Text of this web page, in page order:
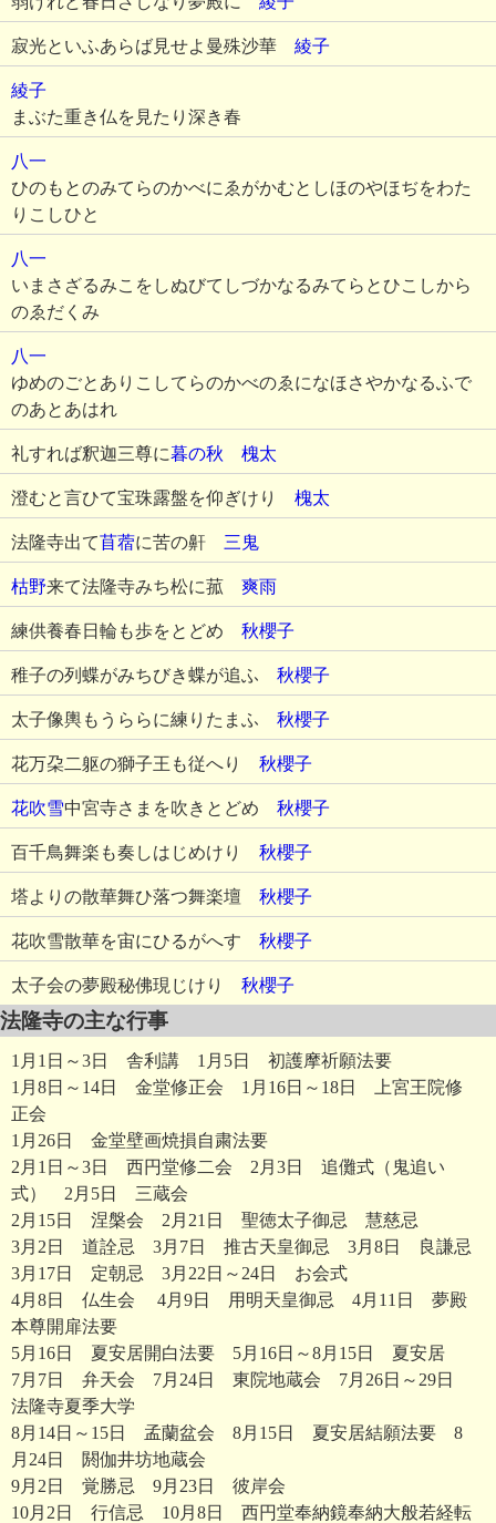
寂光といふあらば見せよ曼殊沙華 綾子
綾子
まぶた重き仏を見たり深き春
八一
ひのもとのみてらのかべにゑがかむとしほのやほぢをわた
りこしひと
八一
いまさざるみこをしぬびてしづかなるみてらとひこしから
のゑだくみ
八一
ゆめのごとありこしてらのかべのゑになほさやかなるふで
のあとあはれ
礼すれば釈迦三尊に暮の秋 槐太
澄むと言ひて宝珠露盤を仰ぎけり 槐太
法隆寺出て苜蓿に苦の鼾 三鬼
枯野来て法隆寺みち松に菰 爽雨
練供養春日輪も歩をとどめ 秋櫻子
稚子の列蝶がみちびき蝶が追ふ 秋櫻子
太子像輿もうららに練りたまふ 秋櫻子
花万朶二躯の獅子王も従へり 秋櫻子
花吹雪中宮寺さまを吹きとどめ 秋櫻子
百千鳥舞楽も奏しはじめけり 秋櫻子
塔よりの散華舞ひ落つ舞楽壇 秋櫻子
花吹雪散華を宙にひるがへす 秋櫻子
太子会の夢殿秘佛現じけり 秋櫻子
法隆寺の主な行事
1月1日～3日 舎利講 1月5日 初護摩祈願法要
1月8日～14日 金堂修正会 1月16日～18日 上宮王院修
正会
1月26日 金堂壁画焼損自粛法要
2月1日～3日 西円堂修二会 2月3日 追儺式（鬼追い
式） 2月5日 三蔵会
2月15日 涅槃会 2月21日 聖徳太子御忌 慧慈忌
3月2日 道詮忌 3月7日 推古天皇御忌 3月8日 良謙忌
3月17日 定朝忌 3月22日～24日 お会式
4月8日 仏生会 4月9日 用明天皇御忌 4月11日 夢殿
本尊開扉法要
5月16日 夏安居開白法要 5月16日～8月15日 夏安居
7月7日 弁天会 7月24日 東院地蔵会 7月26日～29日
法隆寺夏季大学
8月14日～15日 孟蘭盆会 8月15日 夏安居結願法要 8
月24日 閼伽井坊地蔵会
9月2日 覚勝忌 9月23日 彼岸会
10月2日 行信忌 10月8日 西円堂奉納鏡奉納大般若経転